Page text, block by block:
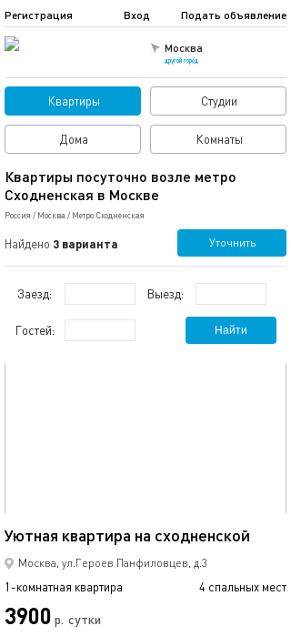
Москва
другой город
Подать объявление
Регистрация Вход
Квартиры Студии
Дома Комнаты
Квартиры посуточно возле метро
Сходненская в Москве
Россия / Москва / Метро Сходненская
Найдено 3 варианта Уточнить
Заезд: Выезд:
Гостей: Найти
Уютная квартира на сходненской
Москва, ул.Героев Панфиловцев, д.3
1-комнатная квартира 4 спальных мест
3900 р. сутки